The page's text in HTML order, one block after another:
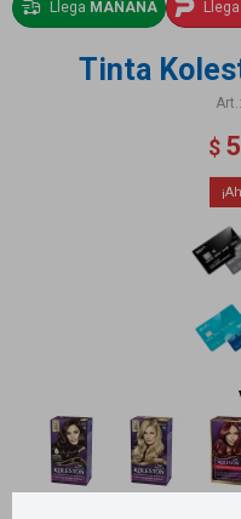
Llega MAÑANA Llega
Tinta
$